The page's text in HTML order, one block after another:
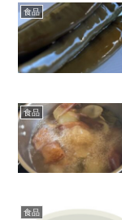
食品
食品
食品